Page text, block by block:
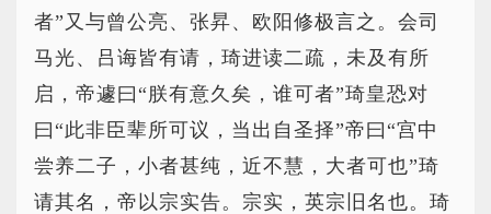
者”又与曾公亮、张昇、欧阳修极言之。会司
马光、吕诲皆有请，琦进读二疏，未及有所
启，帝遽曰“朕有意久矣，谁可者”琦皇恐对
曰“此非臣辈所可议，当出自圣择”帝曰“宫中
尝养二子，小者甚纯，近不慧，大者可也”琦
请其名，帝以宗实告。宗实，英宗旧名也。琦